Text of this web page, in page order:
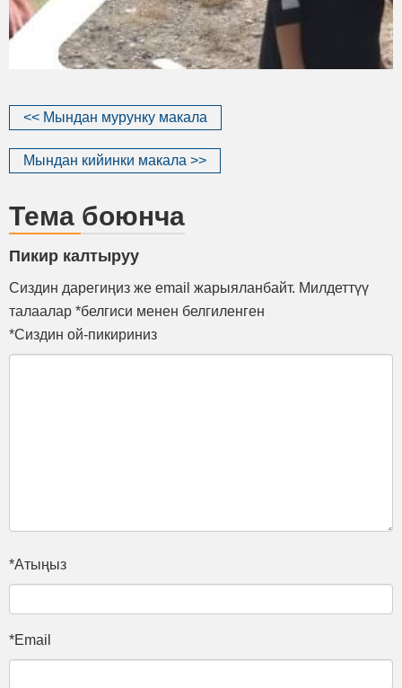
<< Мындан мурунку макала
Мындан кийинки макала >>
Тема боюнча
Пикир калтыруу
Сиздин дарегиңиз же email жарыяланбайт. Милдеттүү
талаалар *белгиси менен белгиленген
*Сиздин ой-пикириниз
*Атыңыз
*Email